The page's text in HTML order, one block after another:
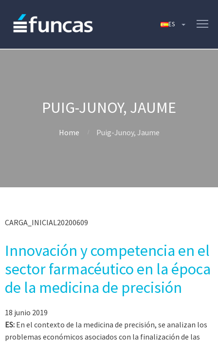
PUIG-JUNOY, JAUME
Home Puig-Junoy, Jaume
CARGA_INICIAL20200609
Innovación y competencia en el
sector farmacéutico en la época
de la medicina de precisión
18 junio 2019
ES: En el contexto de la medicina de precisión, se analizan los
problemas económicos asociados con la finalización de las